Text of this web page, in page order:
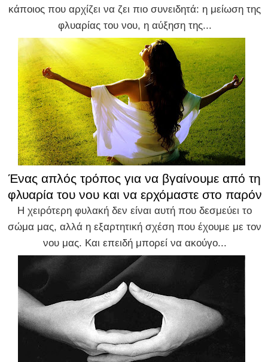
κάποιος που αρχίζει να ζει πιο συνειδητά: η μείωση της
φλυαρίας του νου, η αύξηση της...
Ένας απλός τρόπος για να βγαίνουμε από τη
φλυαρία του νου και να ερχόμαστε στο παρόν
Η χειρότερη φυλακή δεν είναι αυτή που δεσμεύει το
σώμα μας, αλλά η εξαρτητική σχέση που έχουμε με τον
νου μας. Και επειδή μπορεί να ακούγο...